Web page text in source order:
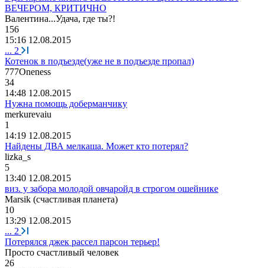
ВЕЧЕРОМ, КРИТИЧНО
Валентина...Удача, где ты?!
156
15:16 12.08.2015
... 2
Котенок в подъезде(уже не в подъезде пропал)
777Oneness
34
14:48 12.08.2015
Нужна помощь доберманчику
merkurevaiu
1
14:19 12.08.2015
Найдены ДВА мелкаша. Может кто потерял?
lizka_s
5
13:40 12.08.2015
виз. у забора молодой овчаройд в строгом ошейнике
Marsik (счастливая планета)
10
13:29 12.08.2015
... 2
Потерялся джек рассел парсон терьер!
Просто счастливый человек
26